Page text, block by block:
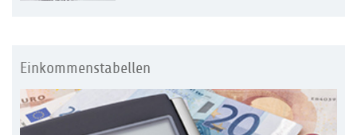
Einkommenstabellen